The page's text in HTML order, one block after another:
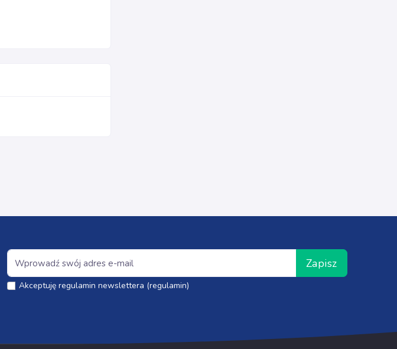
Zapisz
Akceptuję regulamin newslettera (regulamin)